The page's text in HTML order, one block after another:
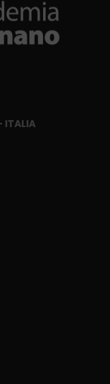
ITALIA